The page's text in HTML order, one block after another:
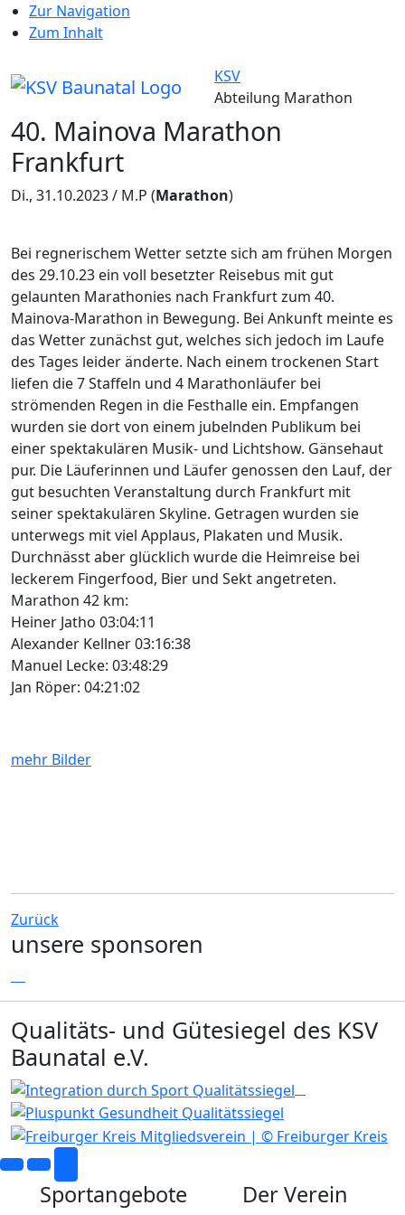
Zur Navigation
Zum Inhalt
KSV
Abteilung Marathon
40. Mainova Marathon
Frankfurt
Di., 31.10.2023 / M.P (Marathon)
Bei regnerischem Wetter setzte sich am frühen Morgen
des 29.10.23 ein voll besetzter Reisebus mit gut
gelaunten Marathonies nach Frankfurt zum 40.
Mainova-Marathon in Bewegung. Bei Ankunft meinte es
das Wetter zunächst gut, welches sich jedoch im Laufe
des Tages leider änderte. Nach einem trockenen Start
liefen die 7 Staffeln und 4 Marathonläufer bei
strömenden Regen in die Festhalle ein. Empfangen
wurden sie dort von einem jubelnden Publikum bei
einer spektakulären Musik- und Lichtshow. Gänsehaut
pur. Die Läuferinnen und Läufer genossen den Lauf, der
gut besuchten Veranstaltung durch Frankfurt mit
seiner spektakulären Skyline. Getragen wurden sie
unterwegs mit viel Applaus, Plakaten und Musik.
Durchnässt aber glücklich wurde die Heimreise bei
leckerem Fingerfood, Bier und Sekt angetreten.
Marathon 42 km:
Heiner Jatho ​​03:04:11
Alexander Kellner ​03:16:38
Manuel Lecke: ​03:48:29
Jan Röper: ​​04:21:02
mehr Bilder
Zurück
unsere sponsoren
Qualitäts- und Gütesiegel des KSV
Baunatal e.V.
Sportangebote Der Verein